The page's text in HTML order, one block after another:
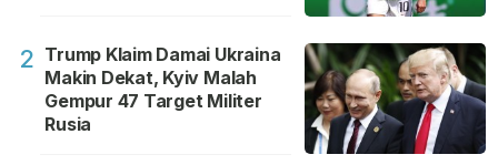
2 Trump Klaim Damai Ukraina
Makin Dekat, Kyiv Malah
Gempur 47 Target Militer
Rusia